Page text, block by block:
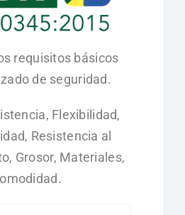
requisitos básicos
de seguridad.
Flexibilidad,
Resistencia al
Grosor, Materiales,